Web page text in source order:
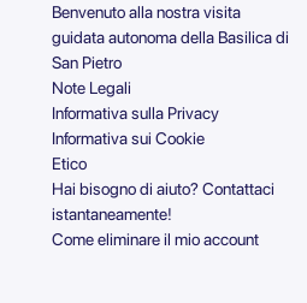
Benvenuto alla nostra visita
guidata autonoma della Basilica di
San Pietro
Note Legali
Informativa sulla Privacy
Informativa sui Cookie
Etico
Hai bisogno di aiuto? Contattaci
istantaneamente!
Come eliminare il mio account